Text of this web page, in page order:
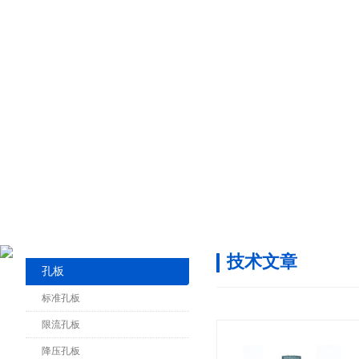
孔板
标准孔板
限流孔板
降压孔板
技术文章